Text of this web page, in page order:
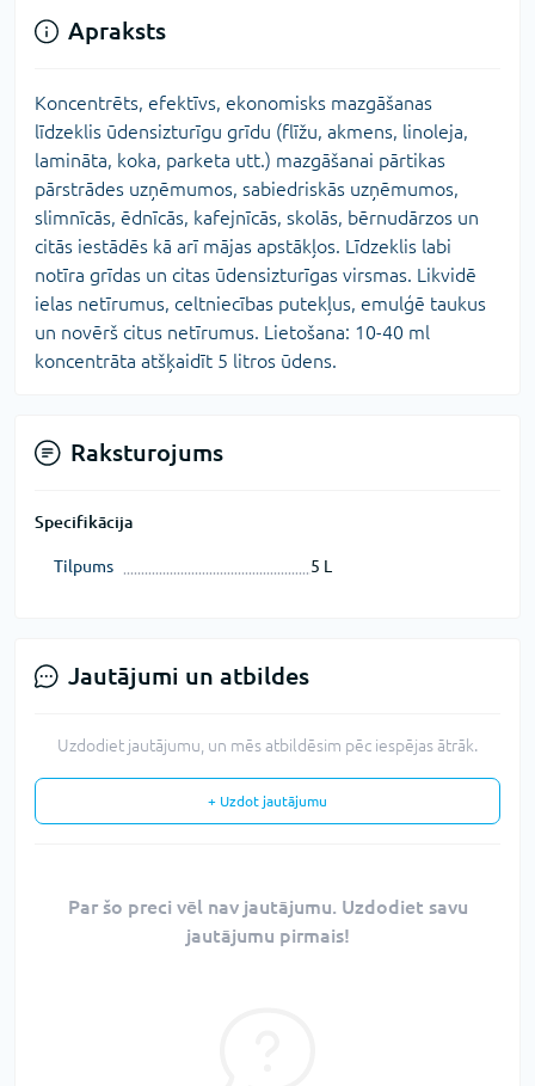
Apraksts
Koncentrēts, efektīvs, ekonomisks mazgāšanas
līdzeklis ūdensizturīgu grīdu (flīžu, akmens, linoleja,
lamināta, koka, parketa utt.) mazgāšanai pārtikas
pārstrādes uzņēmumos, sabiedriskās uzņēmumos,
slimnīcās, ēdnīcās, kafejnīcās, skolās, bērnudārzos un
citās iestādēs kā arī mājas apstākļos. Līdzeklis labi
notīra grīdas un citas ūdensizturīgas virsmas. Likvidē
ielas netīrumus, celtniecības putekļus, emulģē taukus
un novērš citus netīrumus. Lietošana: 10-40 ml
koncentrāta atšķaidīt 5 litros ūdens.
Raksturojums
Specifikācija
Tilpums 5 L
Jautājumi un atbildes
Uzdodiet jautājumu, un mēs atbildēsim pēc iespējas ātrāk.
+ Uzdot jautājumu
Par šo preci vēl nav jautājumu. Uzdodiet savu
jautājumu pirmais!